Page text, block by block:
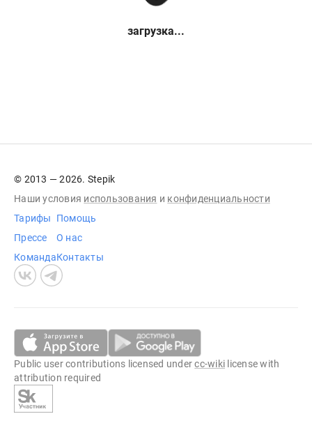
загрузка...
© 2013 — 2026. Stepik
Наши условия использования и конфиденциальности
Тарифы
Прессе
Команда
Помощь
О нас
Контакты
Public user contributions licensed undercc-wiki license with
attribution required